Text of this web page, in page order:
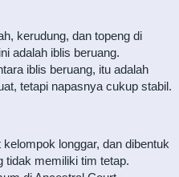
kerudung, dan topeng di
adalah iblis beruang.
iblis beruang, itu adalah
tetapi napasnya cukup stabil.
longgar, dan dibentuk
tidak memiliki tim tetap.